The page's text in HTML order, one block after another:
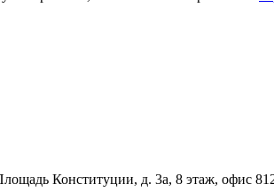
Конституции, д. 3а, 8 этаж, офис